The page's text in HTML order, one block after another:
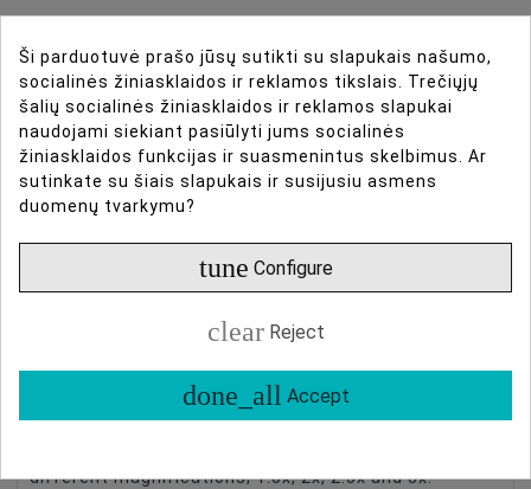
DIRBTINIO INTELEKTO ASISTENTAS
DAUGIAU INFORMACIJOS
ATSILIEPIMAI
glass, Carsons MagniVisor™ Deluxe is a godsend. This
is a hands-free solution which is easily worn on the
different magnifications; 1.5x, 2x, 2.5x and 3x.
Ši parduotuvė prašo jūsų sutikti su slapukais našumo,
socialinės žiniasklaidos ir reklamos tikslais. Trečiųjų
šalių socialinės žiniasklaidos ir reklamos slapukai
naudojami siekiant pasiūlyti jums socialinės
žiniasklaidos funkcijas ir suasmenintus skelbimus. Ar
sutinkate su šiais slapukais ir susijusiu asmens
duomenų tvarkymu?
tune Configure
clear Reject
done_all Accept